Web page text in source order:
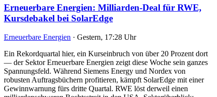
Erneuerbare Energien: Milliarden-Deal für RWE,
Kursdebakel bei SolarEdge
Erneuerbare Energien · Gestern, 17:28 Uhr
Ein Rekordquartal hier, ein Kurseinbruch von über 20 Prozent dort
— der Sektor Erneuerbare Energien zeigt diese Woche sein ganzes
Spannungsfeld. Während Siemens Energy und Nordex von
robusten Auftragsbüchern profitieren, kämpft SolarEdge mit einer
Gewinnwarnung fürs dritte Quartal. RWE löst derweil einen